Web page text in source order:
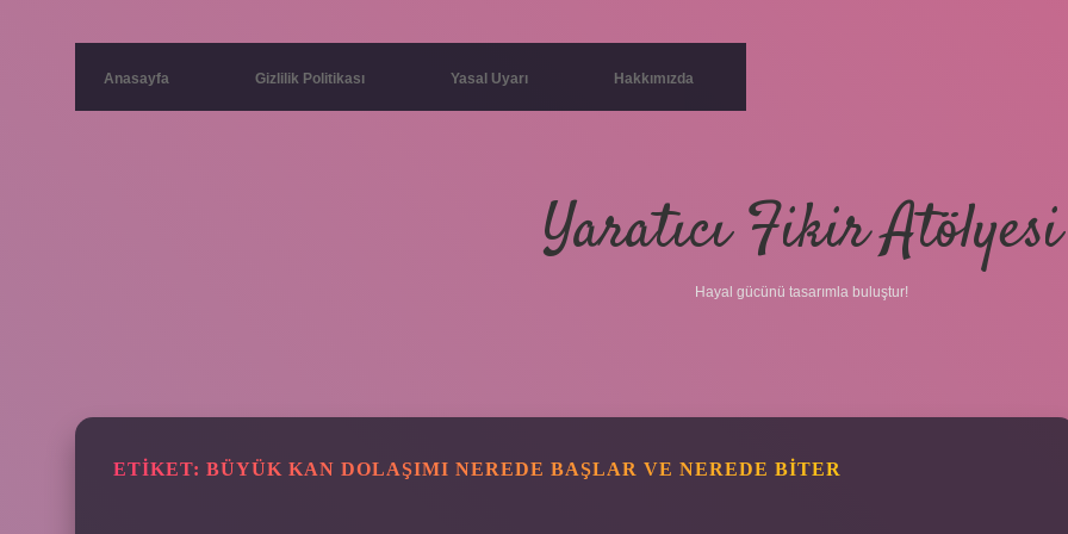
Anasayfa Gizlilik Politikası Yasal Uyarı Hakkımızda
Yaratıcı Fikir Atölyesi
Hayal gücünü tasarımla buluştur!
ETIKET: BÜYÜK KAN DOLAŞIMI NEREDE BAŞLAR VE NEREDE BITER